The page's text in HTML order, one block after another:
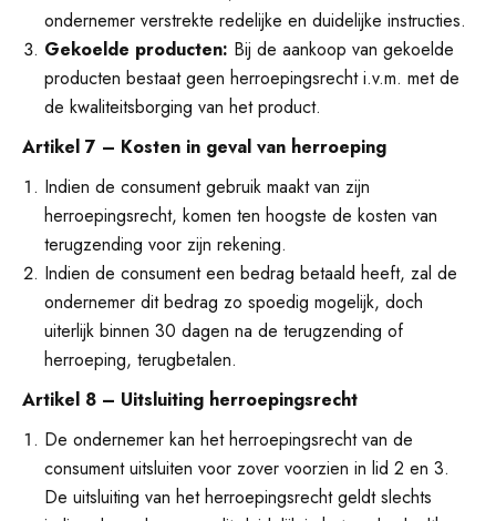
ondernemer verstrekte redelijke en duidelijke instructies.
Gekoelde producten: Bij de aankoop van gekoelde
producten bestaat geen herroepingsrecht i.v.m. met de
de kwaliteitsborging van het product.
Artikel 7 – Kosten in geval van herroeping
Indien de consument gebruik maakt van zijn
herroepingsrecht, komen ten hoogste de kosten van
terugzending voor zijn rekening.
Indien de consument een bedrag betaald heeft, zal de
ondernemer dit bedrag zo spoedig mogelijk, doch
uiterlijk binnen 30 dagen na de terugzending of
herroeping, terugbetalen.
Artikel 8 – Uitsluiting herroepingsrecht
De ondernemer kan het herroepingsrecht van de
consument uitsluiten voor zover voorzien in lid 2 en 3.
De uitsluiting van het herroepingsrecht geldt slechts